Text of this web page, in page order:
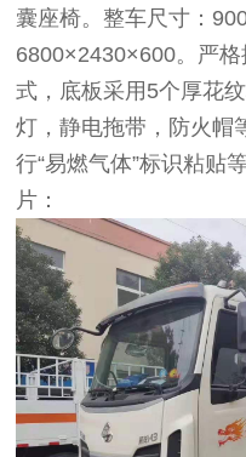
囊座椅。整车尺寸：
6800×2430×600。严
式，底板采用5个厚花
灯，静电拖带，防火帽
行“易燃气体”标识粘贴
片：